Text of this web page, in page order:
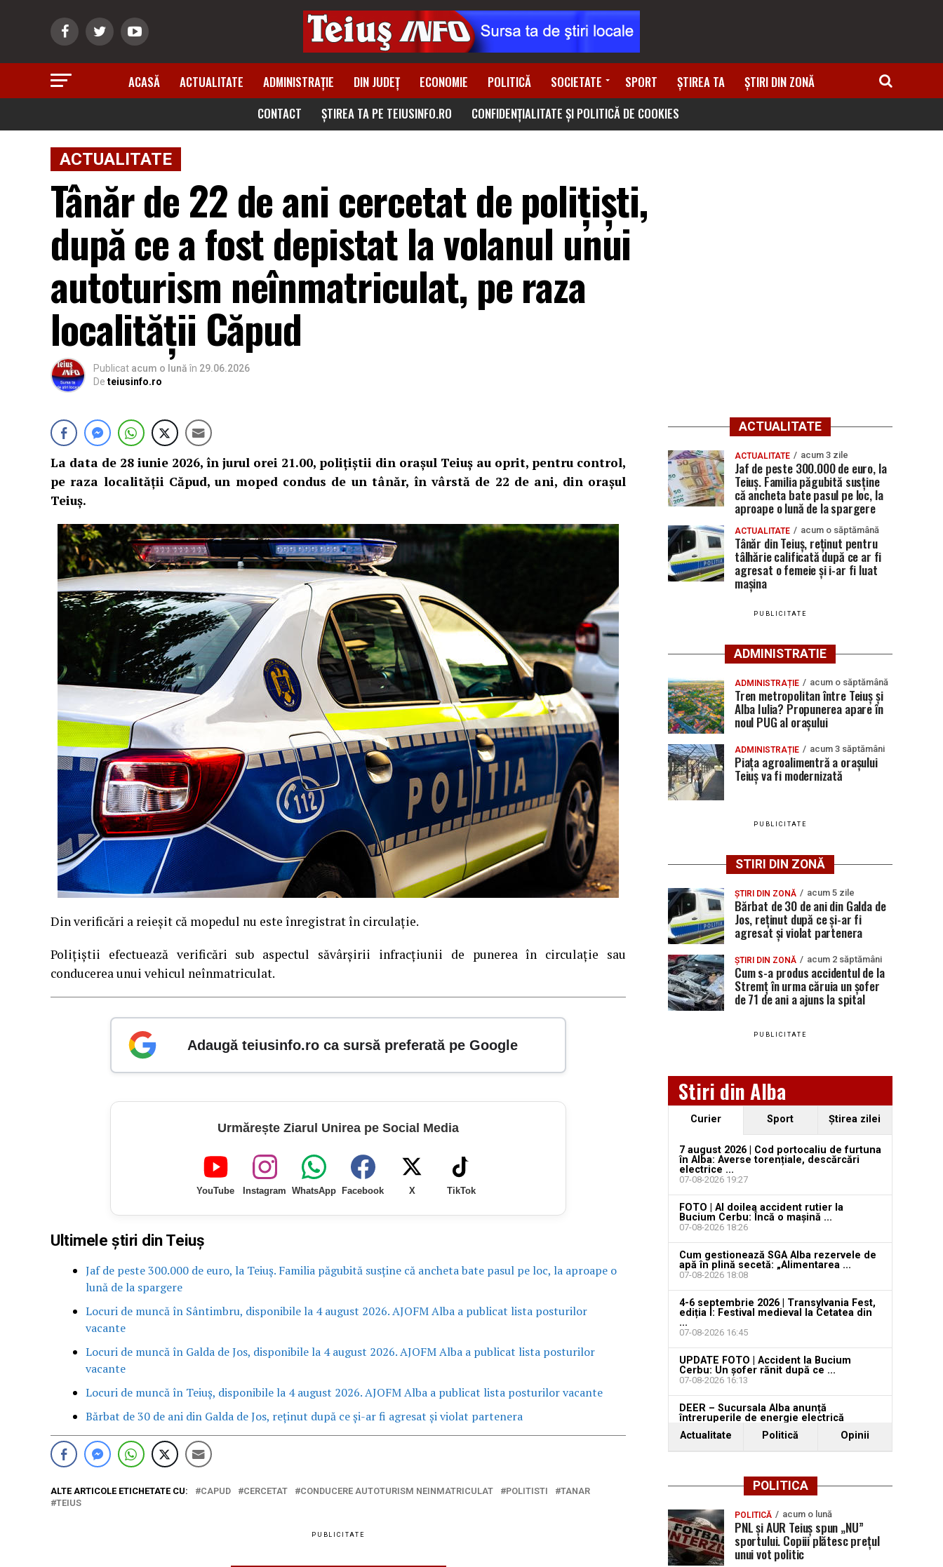
ACASĂ ACTUALITATE ADMINISTRAȚIE DIN JUDEȚ ECONOMIE POLITICĂ SOCIETATE SPORT ȘTIREA TA
ȘTIRI DIN ZONĂ
CONTACT
ȘTIREA TA PE TEIUSINFO.RO CONFIDENȚIALITATE ȘI POLITICĂ DE COOKIES
ACTUALITATE
Tânăr de 22 de ani cercetat de polițiști,
după ce a fost depistat la volanul unui
autoturism neînmatriculat, pe raza
localității Căpud
Publicat acum o lună în 29.06.2026
De teiusinfo.ro
La data de 28 iunie 2026, în jurul orei 21.00, polițiștii din orașul Teiuș au oprit, pentru control,
pe raza localității Căpud, un moped condus de un tânăr, în vârstă de 22 de ani, din orașul
Teiuș.
Din verificări a reieșit că mopedul nu este înregistrat în circulație.
Polițiștii efectuează verificări sub aspectul săvârșirii infracțiunii de punerea în circulație sau
conducerea unui vehicul neînmatriculat.
Adaugă teiusinfo.ro ca sursă preferată pe Google
Urmărește Ziarul Unirea pe Social Media
YouTube Instagram WhatsApp Facebook X TikTok
Ultimele știri din Teiuș
Jaf de peste 300.000 de euro, la Teiuș. Familia păgubită susține că ancheta bate pasul pe loc, la aproape o
lună de la spargere
Locuri de muncă în Sântimbru, disponibile la 4 august 2026. AJOFM Alba a publicat lista posturilor
vacante
Locuri de muncă în Galda de Jos, disponibile la 4 august 2026. AJOFM Alba a publicat lista posturilor
vacante
Locuri de muncă în Teiuș, disponibile la 4 august 2026. AJOFM Alba a publicat lista posturilor vacante
Bărbat de 30 de ani din Galda de Jos, reținut după ce și-ar fi agresat și violat partenera
ALTE ARTICOLE ETICHETATE CU: CAPUD CERCETAT CONDUCERE AUTOTURISM NEINMATRICULAT POLITISTI
TANAR
TEIUS
PUBLICITATE
ACTUALITATE
ACTUALITATE acum 3 zile
Jaf de peste 300.000 de euro, la
Teiuș. Familia păgubită susține
că ancheta bate pasul pe loc, la
aproape o lună de la spargere
ACTUALITATE acum o săptămână
Tânăr din Teiuș, reținut pentru
tâlhărie calificată după ce ar fi
agresat o femeie și i-ar fi luat
mașina
PUBLICITATE
ADMINISTRATIE
ADMINISTRAȚIE acum o săptămână
Tren metropolitan între Teiuș și
Alba Iulia? Propunerea apare în
noul PUG al orașului
ADMINISTRAȚIE acum 3 săptămâni
Piața agroalimentră a orașului
Teiuș va fi modernizată
PUBLICITATE
STIRI DIN ZONĂ
ȘTIRI DIN ZONĂ acum 5 zile
Bărbat de 30 de ani din Galda de
Jos, reținut după ce și-ar fi
agresat și violat partenera
ȘTIRI DIN ZONĂ acum 2 săptămâni
Cum s-a produs accidentul de la
Stremț în urma căruia un șofer
de 71 de ani a ajuns la spital
PUBLICITATE
Stiri din Alba
Curier Sport Ştirea zilei
7 august 2026 | Cod portocaliu de furtuna
în Alba: Averse torențiale, descărcări
electrice ...
07-08-2026 19:27
FOTO | Al doilea accident rutier la
Bucium Cerbu: Încă o mașină ...
07-08-2026 18:26
Cum gestionează SGA Alba rezervele de
apă în plină secetă: „Alimentarea ...
07-08-2026 18:08
4-6 septembrie 2026 | Transylvania Fest,
ediția I: Festival medieval la Cetatea din
...
07-08-2026 16:45
UPDATE FOTO | Accident la Bucium
Cerbu: Un șofer rănit după ce ...
07-08-2026 16:13
DEER – Sucursala Alba anunță
întreruperile de energie electrică
07-08-2026 14:49
Actualitate Politică Opinii
POLITICA
POLITICĂ acum o lună
PNL și AUR Teiuș spun „NU”
sportului. Copiii plătesc prețul
unui vot politic